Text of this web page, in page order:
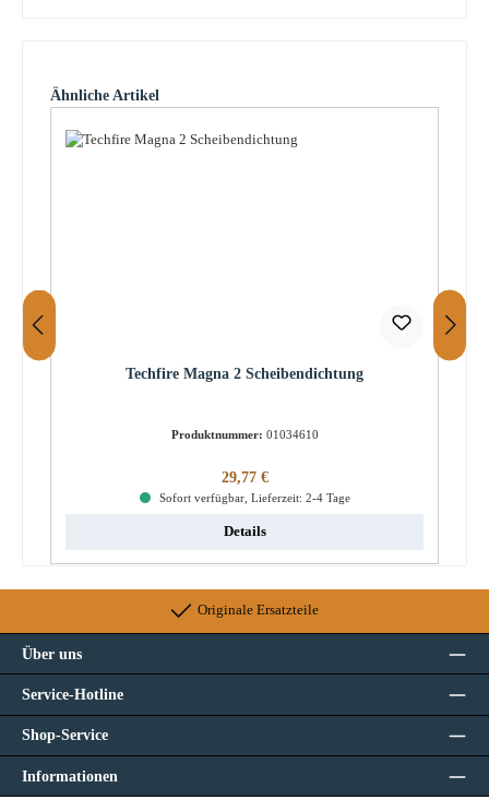
Produktgalerie überspringen
Ähnliche Artikel
Techfire Magna 2 Scheibendichtung
Produktnummer: 01034610
Regulärer Preis:
29,77 €
Sofort verfügbar, Lieferzeit: 2-4 Tage
Details
Originale Ersatzteile
Über uns
Service-Hotline
Shop-Service
Informationen